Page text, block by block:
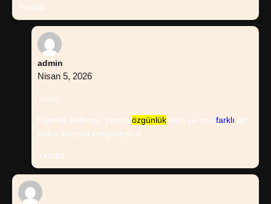
Yanıtla
admin
Nisan 5, 2026
Tuna!
Kıymetli katkınız, yazıya özgünlük kattı ve onu farklı bir
bakış açısıyla zenginleştirdi.
Yanıtla